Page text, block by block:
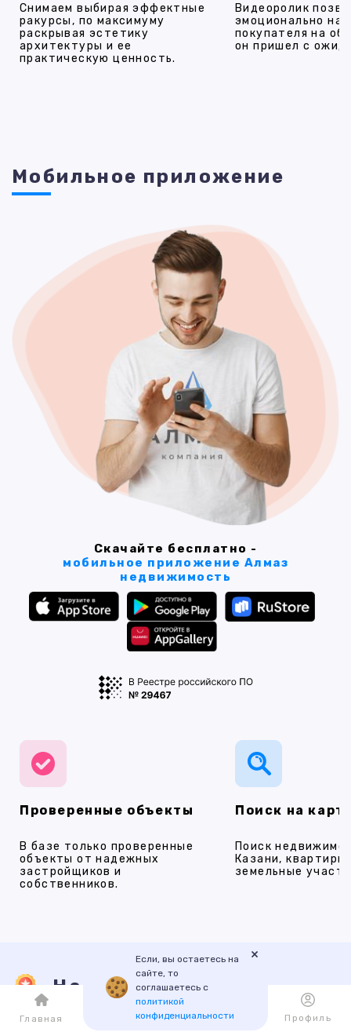
Снимаем выбирая эффектные
ракурсы, по максимуму
раскрывая эстетику
архитектуры и ее
практическую ценность.
Видеоролик
эмоционально
покупателя на
он пришел с
Мобильное приложение
Скачайте бесплатно -
мобильное приложение Алмаз
недвижимость
Проверенные объекты
В базе только проверенные
объекты от надежных
застройщиков и
собственников.
Поиск на
Поиск
Казани,
земельные
Наши услуги
Если, вы остаетесь на
сайте, то
соглашаетесь с
политикой
конфиденциальности
×
Главная Каталог Избранное Профиль